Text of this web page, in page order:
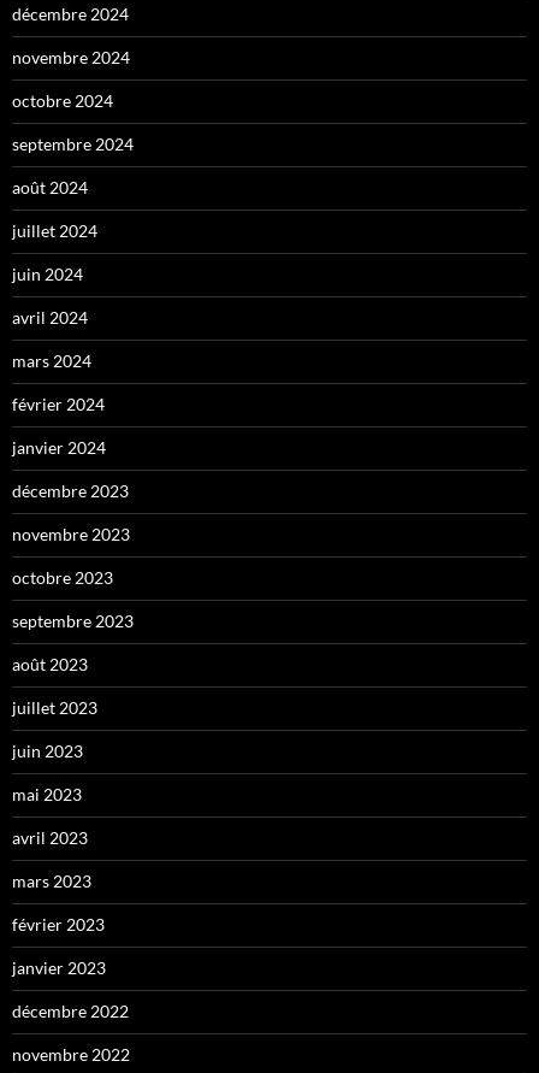
décembre 2024
novembre 2024
octobre 2024
septembre 2024
août 2024
juillet 2024
juin 2024
avril 2024
mars 2024
février 2024
janvier 2024
décembre 2023
novembre 2023
octobre 2023
septembre 2023
août 2023
juillet 2023
juin 2023
mai 2023
avril 2023
mars 2023
février 2023
janvier 2023
décembre 2022
novembre 2022